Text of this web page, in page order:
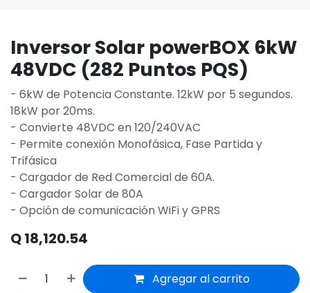
Inversor Solar powerBOX 6kW
48VDC (282 Puntos PQS)
- 6kW de Potencia Constante. 12kW por 5 segundos.
18kW por 20ms.
- Convierte 48VDC en 120/240VAC
- Permite conexión Monofásica, Fase Partida y
Trifásica
- Cargador de Red Comercial de 60A.
- Cargador Solar de 80A
- Opción de comunicación WiFi y GPRS
Q18,120.54
Agregar al carrito